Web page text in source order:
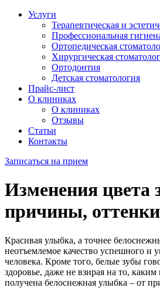
Услуги
Терапевтическая и
Профессиональная
Ортопедическая
Хирургическая
Ортодонтия
Детская стоматология
Прайс-лист
О клиниках
О клиниках
Отзывы
Статьи
Контакты
Записаться на прием
Изменения цвета
причины,
Красивая улыбка, а точнее
неотъемлемое качество успешного и
человека. Кроме того, белые зубы
здоровье, даже не взирая на то,
получена белоснежная улыбка – от